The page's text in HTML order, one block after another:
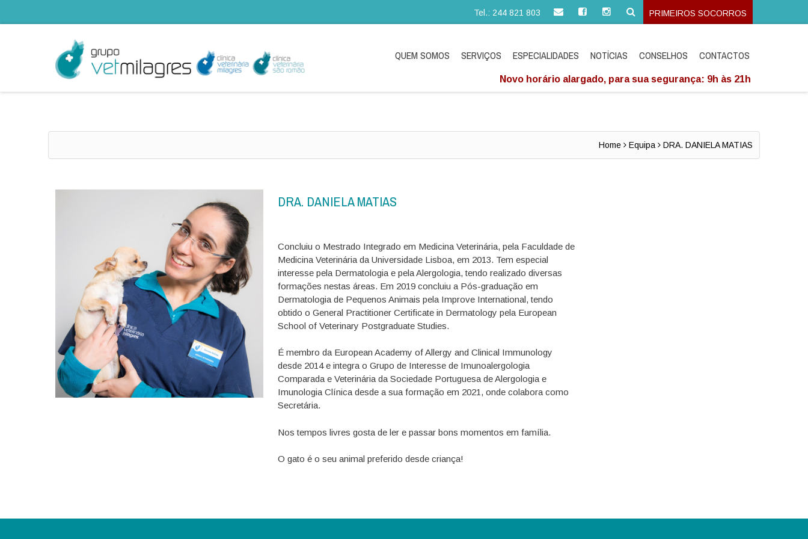
Tel.: 244 821 803 PRIMEIROS SOCORROS
QUEM SOMOS SERVIÇOS ESPECIALIDADES NOTÍCIAS CONSELHOS CONTACTOS
Novo horário alargado, para sua segurança: 9h às 21h
Home Equipa DRA. DANIELA MATIAS
DRA. DANIELA MATIAS
Concluiu o Mestrado Integrado em Medicina Veterinária, pela Faculdade de
Medicina Veterinária da Universidade Lisboa, em 2013. Tem especial
interesse pela Dermatologia e pela Alergologia, tendo realizado diversas
formações nestas áreas. Em 2019 concluiu a Pós-graduação em
Dermatologia de Pequenos Animais pela Improve International, tendo
obtido o General Practitioner Certificate in Dermatology pela European
School of Veterinary Postgraduate Studies.
É membro da European Academy of Allergy and Clinical Immunology
desde 2014 e integra o Grupo de Interesse de Imunoalergologia
Comparada e Veterinária da Sociedade Portuguesa de Alergologia e
Imunologia Clínica desde a sua formação em 2021, onde colabora como
Secretária.
Nos tempos livres gosta de ler e passar bons momentos em família.
O gato é o seu animal preferido desde criança!